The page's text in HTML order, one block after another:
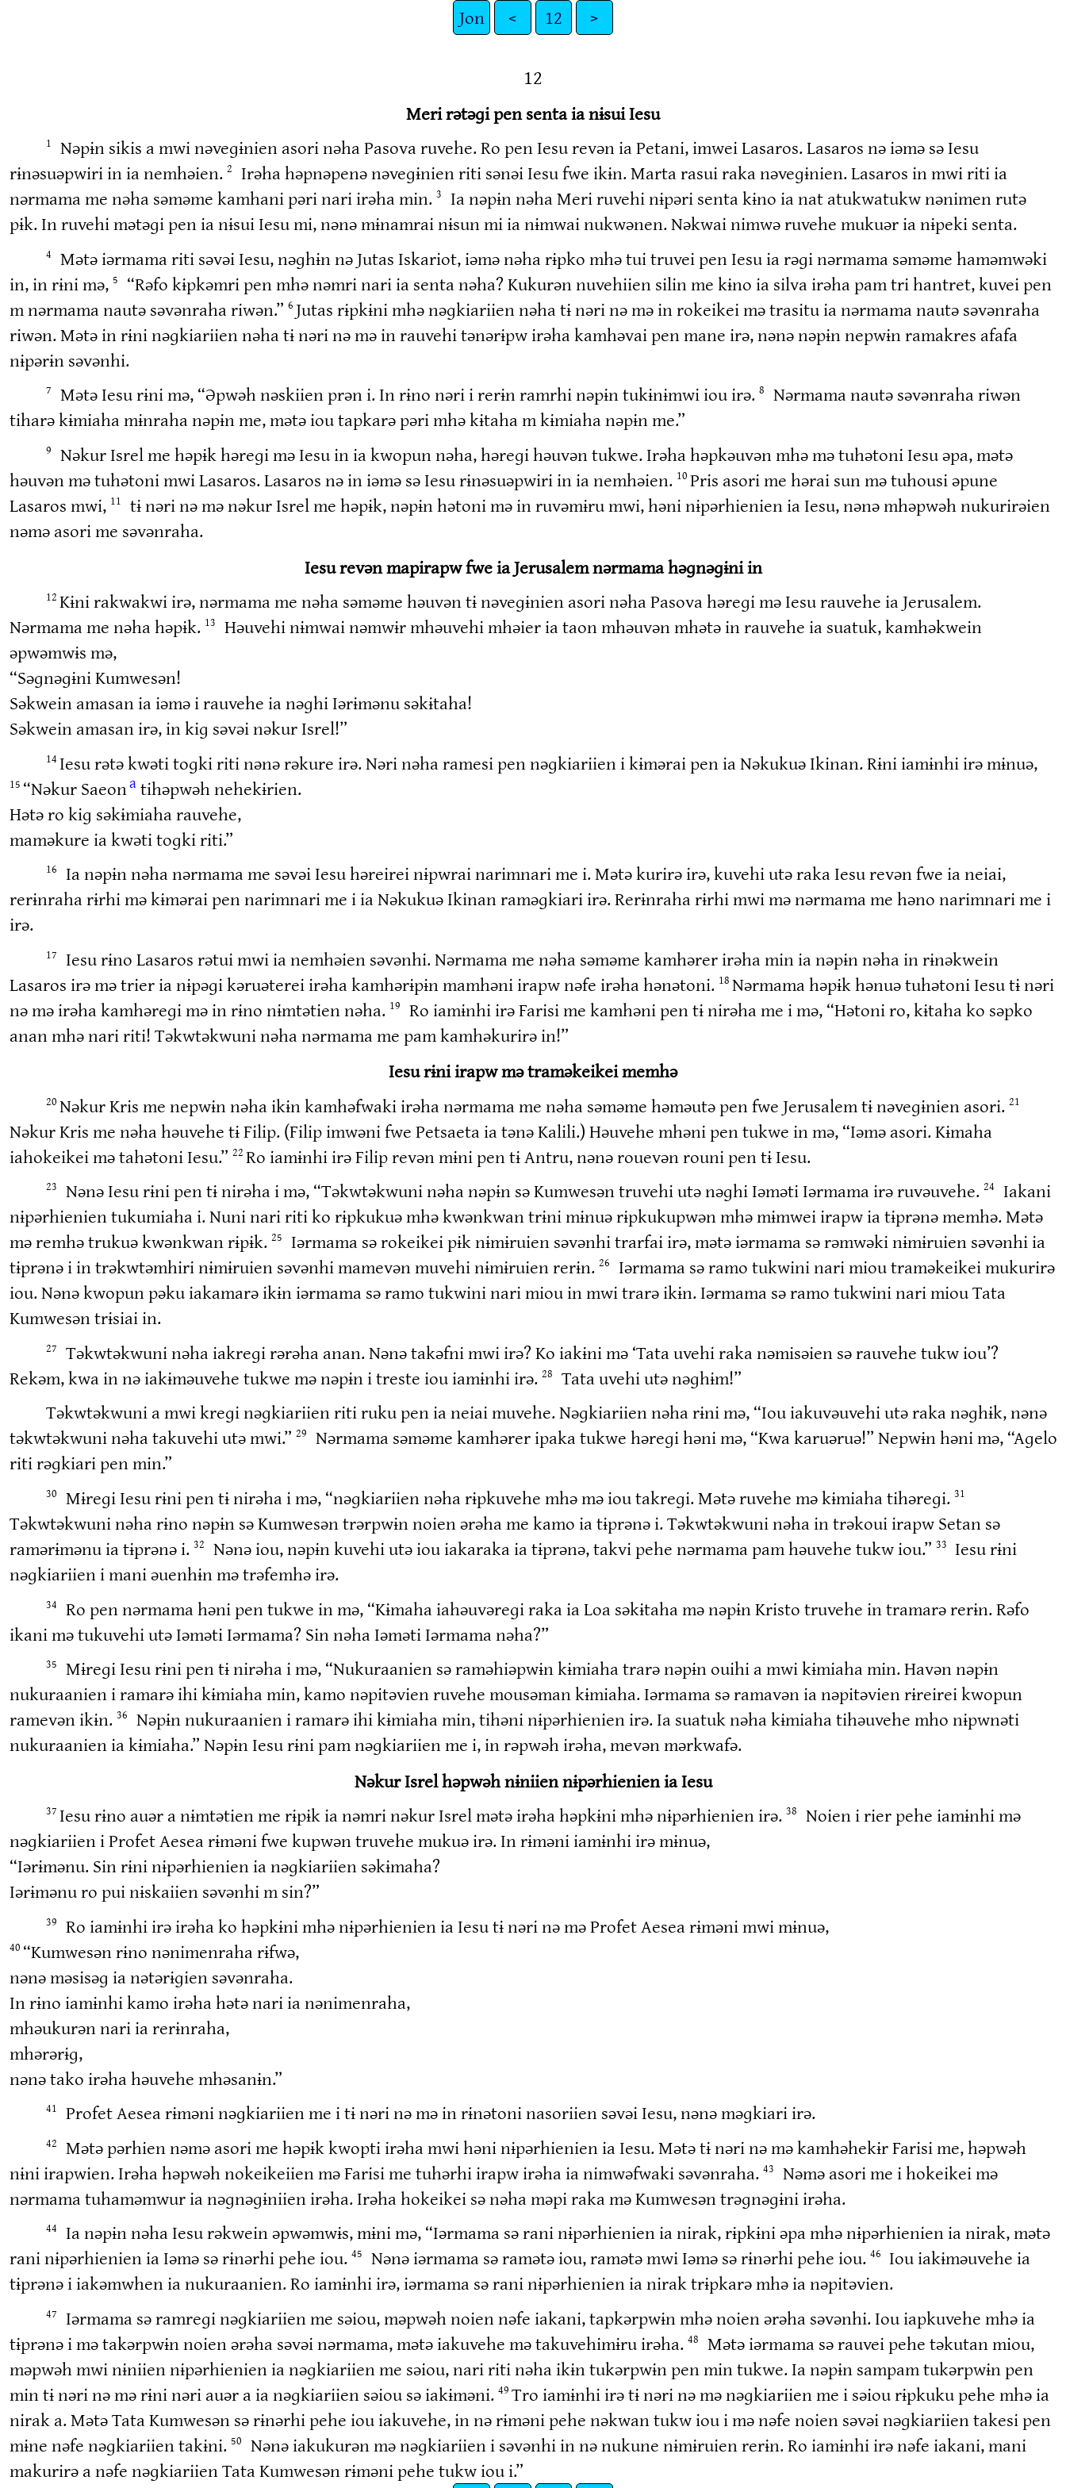
Jon < 12 >
12
Meri rətəɡi pen senta ia nɨsui Iesu
1
Nəpɨn sikis a mwi nəveɡɨnien asori nəha Pasova ruvehe. Ro pen Iesu revən ia Petani, imwei Lasaros. Lasaros nə iəmə sə Iesu
rɨnəsuəpwiri in ia nemhəien. 2
Irəha həpnəpenə nəveɡɨnien riti sənəi Iesu fwe ikɨn. Marta rasui raka nəveɡɨnien. Lasaros in mwi riti ia
nərmama me nəha səməme kamhani pəri nari irəha min. 3
Ia nəpɨn nəha Meri ruvehi nɨpəri senta kɨno ia nat atukwatukw nənimen rutə
pɨk. In ruvehi mətəɡi pen ia nɨsui Iesu mi, nənə mɨnamrai nɨsun mi ia nɨmwai nukwənen. Nəkwai nimwə ruvehe mukuər ia nɨpeki senta.
4
Mətə iərmama riti səvəi Iesu, nəɡhɨn nə Jutas Iskariot, iəmə nəha rɨpko mhə tui truvei pen Iesu ia rəɡi nərmama səməme haməmwəki
in, in rɨni mə, 5
“Rəfo kɨpkəmri pen mhə nəmri nari ia senta nəha? Kukurən nuvehiien silin me kɨno ia silva irəha pam tri hantret, kuvei pen
m nərmama nautə səvənraha riwən.” 6 Jutas rɨpkɨni mhə nəɡkiariien nəha tɨ nəri nə mə in rokeikei mə trasitu ia nərmama nautə səvənraha
riwən. Mətə in rɨni nəɡkiariien nəha tɨ nəri nə mə in rauvehi tənərɨpw irəha kamhəvai pen mane irə, nənə nəpɨn nepwɨn ramakres afafa
nɨpərɨn səvənhi.
7 Mətə Iesu rɨni mə, “Əpwəh nəskiien prən i. In rɨno nəri i rerɨn ramrhi nəpɨn tukɨnɨmwi iou irə. 8
Nərmama nautə səvənraha riwən
tiharə kɨmiaha mɨnraha nəpɨn me, mətə iou tapkarə pəri mhə kɨtaha m kɨmiaha nəpɨn me.”
9
Nəkur Isrel me həpɨk həreɡi mə Iesu in ia kwopun nəha, həreɡi həuvən tukwe. Irəha həpkəuvən mhə mə tuhətoni Iesu əpa, mətə
həuvən mə tuhətoni mwi Lasaros. Lasaros nə in iəmə sə Iesu rɨnəsuəpwiri in ia nemhəien. 10 Pris asori me hərai sun mə tuhousi əpune
Lasaros mwi, 11
tɨ nəri nə mə nəkur Isrel me həpɨk, nəpɨn hətoni mə in ruvəmɨru mwi, həni nɨpərhienien ia Iesu, nənə mhəpwəh nukurirəien
nəmə asori me səvənraha.
Iesu revən mapirapw fwe ia Jerusalem nərmama həɡnəɡɨni in
12 Kɨni rakwakwi irə, nərmama me nəha səməme həuvən tɨ nəveɡɨnien asori nəha Pasova həreɡi mə Iesu rauvehe ia Jerusalem.
Nərmama me nəha həpɨk. 13
Həuvehi nɨmwai nəmwɨr mhəuvehi mhəier ia taon mhəuvən mhətə in rauvehe ia suatuk, kamhəkwein
əpwəmwɨs mə,
“Səɡnəɡɨni Kumwesən!
Səkwein amasan ia iəmə i rauvehe ia nəɡhi Iərɨmənu səkɨtaha!
Səkwein amasan irə, in kiɡ səvəi nəkur Isrel!”
14 Iesu rətə kwəti toɡki riti nənə rəkure irə. Nəri nəha ramesi pen nəɡkiariien i kɨmərai pen ia Nəkukuə Ikinan. Rɨni iamɨnhi irə mɨnuə,
15 “Nəkur Saeonatihəpwəh nehekɨrien.
Hətə ro kiɡ səkɨmiaha rauvehe,
maməkure ia kwəti toɡki riti.”
16
Ia nəpɨn nəha nərmama me səvəi Iesu həreirei nɨpwrai narimnari me i. Mətə kurirə irə, kuvehi utə raka Iesu revən fwe ia neiai,
rerɨnraha rɨrhi mə kɨmərai pen narimnari me i ia Nəkukuə Ikinan raməɡkiari irə. Rerɨnraha rɨrhi mwi mə nərmama me həno narimnari me i
irə.
17
Iesu rɨno Lasaros rətui mwi ia nemhəien səvənhi. Nərmama me nəha səməme kamhərer irəha min ia nəpɨn nəha in rɨnəkwein
Lasaros irə mə trier ia nɨpəɡi kəruəterei irəha kamhərɨpɨn mamhəni irapw nəfe irəha hənətoni. 18 Nərmama həpɨk hənuə tuhətoni Iesu tɨ nəri
nə mə irəha kamhəreɡi mə in rɨno nɨmtətien nəha. 19
Ro iamɨnhi irə Farisi me kamhəni pen tɨ nirəha me i mə, “Hətoni ro, kɨtaha ko səpko
anan mhə nari riti! Təkwtəkwuni nəha nərmama me pam kamhəkurirə in!”
Iesu rɨni irapw mə traməkeikei memhə
20 Nəkur Kris me nepwɨn nəha ikɨn kamhəfwaki irəha nərmama me nəha səməme həməutə pen fwe Jerusalem tɨ nəveɡɨnien asori. 21
Nəkur Kris me nəha həuvehe tɨ Filip. (Filip imwəni fwe Petsaeta ia tənə Kalili.) Həuvehe mhəni pen tukwe in mə, “Iəmə asori. Kɨmaha
iahokeikei mə tahətoni Iesu.” 22 Ro iamɨnhi irə Filip revən mɨni pen tɨ Antru, nənə rouevən rouni pen tɨ Iesu.
23 Nənə Iesu rɨni pen tɨ nirəha i mə, “Təkwtəkwuni nəha nəpɨn sə Kumwesən truvehi utə nəɡhi Iəməti Iərmama irə ruvəuvehe. 24
Iakani
nɨpərhienien tukumiaha i. Nuni nari riti ko rɨpkukuə mhə kwənkwan trɨni mɨnuə rɨpkukupwən mhə mɨmwei irapw ia tɨprənə memhə. Mətə
mə remhə trukuə kwənkwan rɨpɨk. 25
Iərmama sə rokeikei pɨk nɨmɨruien səvənhi trarfai irə, mətə iərmama sə rəmwəki nɨmɨruien səvənhi ia
tɨprənə i in trəkwtəmhiri nɨmɨruien səvənhi mamevən muvehi nɨmɨruien rerɨn. 26
Iərmama sə ramo tukwini nari miou traməkeikei mukurirə
iou. Nənə kwopun pəku iakamarə ikɨn iərmama sə ramo tukwini nari miou in mwi trarə ikɨn. Iərmama sə ramo tukwini nari miou Tata
Kumwesən trɨsiai in.
27
Təkwtəkwuni nəha iakreɡi rərəha anan. Nənə takəfni mwi irə? Ko iakɨni mə ‘Tata uvehi raka nəmisəien sə rauvehe tukw iou’?
Rekəm, kwa in nə iakɨməuvehe tukwe mə nəpɨn i treste iou iamɨnhi irə. 28
Tata uvehi utə nəɡhɨm!”
Təkwtəkwuni a mwi kreɡi nəɡkiariien riti ruku pen ia neiai muvehe. Nəɡkiariien nəha rɨni mə, “Iou iakuvəuvehi utə raka nəɡhɨk, nənə
təkwtəkwuni nəha takuvehi utə mwi.” 29
Nərmama səməme kamhərer ipaka tukwe həreɡi həni mə, “Kwa karuəruə!” Nepwɨn həni mə, “Aɡelo
riti rəɡkiari pen min.”
30 Mɨreɡi Iesu rɨni pen tɨ nirəha i mə, “nəɡkiariien nəha rɨpkuvehe mhə mə iou takreɡi. Mətə ruvehe mə kɨmiaha tihəreɡi. 31
Təkwtəkwuni nəha rɨno nəpɨn sə Kumwesən trərpwɨn noien ərəha me kamo ia tɨprənə i. Təkwtəkwuni nəha in trəkoui irapw Setan sə
ramərɨmənu ia tɨprənə i. 32 Nənə iou, nəpɨn kuvehi utə iou iakaraka ia tɨprənə, takvi pehe nərmama pam həuvehe tukw iou.” 33
Iesu rɨni
nəɡkiariien i mani əuenhɨn mə trəfemhə irə.
34
Ro pen nərmama həni pen tukwe in mə, “Kɨmaha iahəuvəreɡi raka ia Loa səkɨtaha mə nəpɨn Kristo truvehe in tramarə rerɨn. Rəfo
ikani mə tukuvehi utə Iəməti Iərmama? Sin nəha Iəməti Iərmama nəha?”
35
Mɨreɡi Iesu rɨni pen tɨ nirəha i mə, “Nukuraanien sə raməhiəpwɨn kɨmiaha trarə nəpɨn ouihi a mwi kɨmiaha min. Havən nəpɨn
nukuraanien i ramarə ihi kɨmiaha min, kamo nəpitəvien ruvehe mousəman kɨmiaha. Iərmama sə ramavən ia nəpitəvien rɨreirei kwopun
ramevən ikɨn. 36
Nəpɨn nukuraanien i ramarə ihi kɨmiaha min, tihəni nɨpərhienien irə. Ia suatuk nəha kɨmiaha tihəuvehe mho nɨpwnəti
nukuraanien ia kɨmiaha.” Nəpɨn Iesu rɨni pam nəɡkiariien me i, in rəpwəh irəha, mevən mərkwafə.
Nəkur Isrel həpwəh nɨniien nɨpərhienien ia Iesu
37 Iesu rɨno auər a nɨmtətien me rɨpɨk ia nəmri nəkur Isrel mətə irəha həpkɨni mhə nɨpərhienien irə. 38
Noien i rier pehe iamɨnhi mə
nəɡkiariien i Profet Aesea rɨməni fwe kupwən truvehe mukuə irə. In rɨməni iamɨnhi irə mɨnuə,
“Iərɨmənu. Sin rɨni nɨpərhienien ia nəɡkiariien səkɨmaha?
Iərɨmənu ro pui nɨskaiien səvənhi m sin?”
39 Ro iamɨnhi irə irəha ko həpkɨni mhə nɨpərhienien ia Iesu tɨ nəri nə mə Profet Aesea rɨməni mwi mɨnuə,
40 “Kumwesən rɨno nənimenraha rɨfwə,
nənə məsisəɡ ia nətərɨɡien səvənraha.
In rɨno iamɨnhi kamo irəha hətə nari ia nənimenraha,
mhəukurən nari ia rerɨnraha,
mhərərɨɡ,
nənə tako irəha həuvehe mhəsanɨn.”
41 Profet Aesea rɨməni nəɡkiariien me i tɨ nəri nə mə in rɨnətoni nasoriien səvəi Iesu, nənə məɡkiari irə.
42
Mətə pərhien nəmə asori me həpɨk kwopti irəha mwi həni nɨpərhienien ia Iesu. Mətə tɨ nəri nə mə kamhəhekɨr Farisi me, həpwəh
nɨni irapwien. Irəha həpwəh nokeikeiien mə Farisi me tuhərhi irapw irəha ia nimwəfwaki səvənraha. 43
Nəmə asori me i hokeikei mə
nərmama tuhaməmwur ia nəɡnəɡɨniien irəha. Irəha hokeikei sə nəha məpi raka mə Kumwesən trəɡnəɡɨni irəha.
44
Ia nəpɨn nəha Iesu rəkwein əpwəmwɨs, mɨni mə, “Iərmama sə rani nɨpərhienien ia nirak, rɨpkɨni əpa mhə nɨpərhienien ia nirak, mətə
rani nɨpərhienien ia Iəmə sə rɨnərhi pehe iou. 45 Nənə iərmama sə ramətə iou, ramətə mwi Iəmə sə rɨnərhi pehe iou. 46
Iou iakɨməuvehe ia
tɨprənə i iakəmwhen ia nukuraanien. Ro iamɨnhi irə, iərmama sə rani nɨpərhienien ia nirak trɨpkarə mhə ia nəpitəvien.
47
Iərmama sə ramreɡi nəɡkiariien me səiou, məpwəh noien nəfe iakani, tapkərpwɨn mhə noien ərəha səvənhi. Iou iapkuvehe mhə ia
tɨprənə i mə takərpwɨn noien ərəha səvəi nərmama, mətə iakuvehe mə takuvehimɨru irəha. 48
Mətə iərmama sə rauvei pehe təkutan miou,
məpwəh mwi nɨniien nɨpərhienien ia nəɡkiariien me səiou, nari riti nəha ikɨn tukərpwɨn pen min tukwe. Ia nəpɨn sampam tukərpwɨn pen
min tɨ nəri nə mə rɨni nəri auər a ia nəɡkiariien səiou sə iakɨməni. 49 Tro iamɨnhi irə tɨ nəri nə mə nəɡkiariien me i səiou rɨpkuku pehe mhə ia
nirak a. Mətə Tata Kumwesən sə rɨnərhi pehe iou iakuvehe, in nə rɨməni pehe nəkwan tukw iou i mə nəfe noien səvəi nəɡkiariien takesi pen
mɨne nəfe nəɡkiariien takɨni. 50
Nənə iakukurən mə nəɡkiariien i səvənhi in nə nukune nɨmɨruien rerɨn. Ro iamɨnhi irə nəfe iakani, mani
makurirə a nəfe nəɡkiariien Tata Kumwesən rɨməni pehe tukw iou i.”